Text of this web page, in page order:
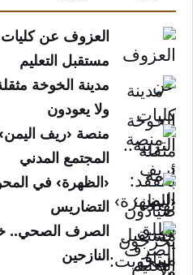
العزوف عن كليات
مستقبل التعليم
مدينة الخوخة
ولا يعودون
منصة ‹ريف
المجتمع المدني
‹الظهرة› في
التضاريس
الصرف الصحي..
النازحين